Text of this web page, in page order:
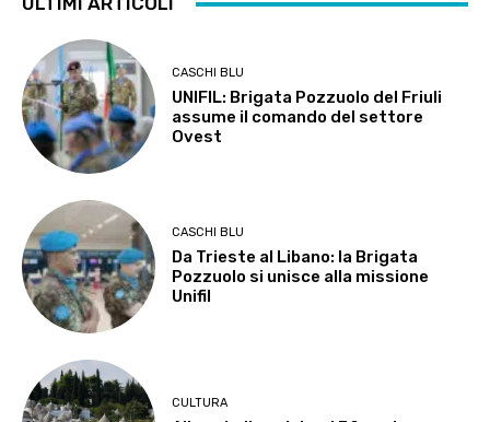
CASCHI BLU
UNIFIL: Brigata Pozzuolo del Friuli
assume il comando del settore
Ovest
CASCHI BLU
Da Trieste al Libano: la Brigata
Pozzuolo si unisce alla missione
Unifil
CULTURA